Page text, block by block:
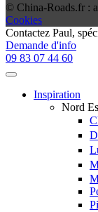
© China-Roads.fr :
Cookies
Contactez Paul,
Demande d'info
09 83 07 44 60
Inspiration
Nord